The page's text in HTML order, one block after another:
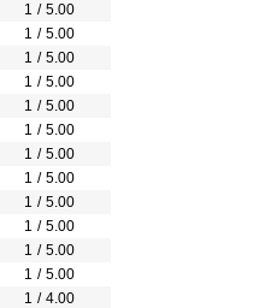
1 / 5.00
1 / 5.00
1 / 5.00
1 / 5.00
1 / 5.00
1 / 5.00
1 / 5.00
1 / 5.00
1 / 5.00
1 / 5.00
1 / 5.00
1 / 5.00
1 / 4.00